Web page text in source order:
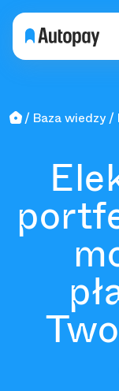
Baza wiedzy